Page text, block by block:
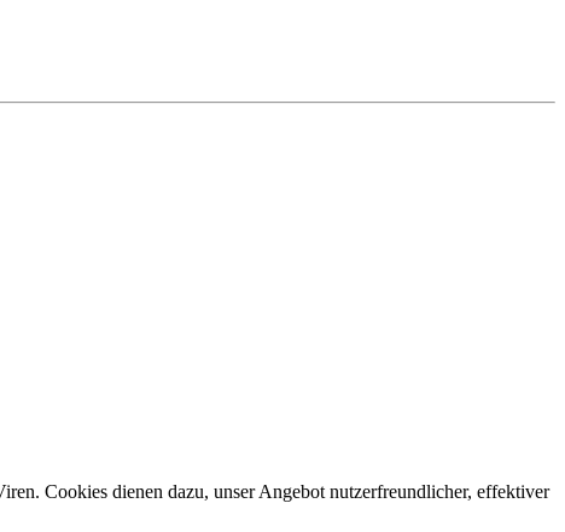
Cookies dienen dazu, unser Angebot nutzerfreundlicher, effektiver